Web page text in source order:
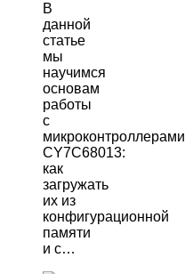
В
данной
статье
мы
научимся
основам
работы
с
микроконтроллерами
CY7C68013:
как
загружать
их из
конфигурационной
памяти
и с…